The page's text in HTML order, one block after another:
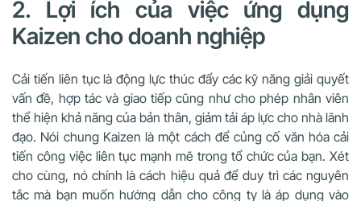
2. Lợi ích của việc ứng dụng
Kaizen cho doanh nghiệp
Cải tiến liên tục là động lực thúc đẩy các kỹ năng giải quyết
vấn đề, hợp tác và giao tiếp cũng như cho phép nhân viên
thể hiện khả năng của bản thân, giảm tải áp lực cho nhà lãnh
đạo. Nói chung Kaizen là một cách để củng cố văn hóa cải
tiến công việc liên tục mạnh mẽ trong tổ chức của bạn. Xét
cho cùng, nó chính là cách hiệu quả để duy trì các nguyên
tắc mà bạn muốn hướng dẫn cho công ty là áp dụng vào